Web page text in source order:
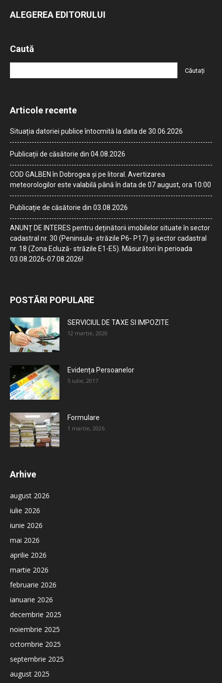
ALEGEREA EDITORULUI
Caută
Articole recente
Situația datoriei publice întocmită la data de 30.06.2026
Publicații de căsătorie din 04.08.2026
COD GALBEN în Dobrogea și pe litoral. Avertizarea
meteorologilor este valabilă până în data de 07 august, ora 10:00
Publicație de căsătorie din 03.08.2026
ANUNȚ DE INTERES pentru deținătorii imobilelor situate în sector
cadastral nr. 30 (Peninsula- străzile P6- P17) și sector cadastral
nr. 18 (Zona Ecluză- străzile E1-E5). Măsurători în perioada
03.08.2026-07.08.2026!
POSTĂRI POPULARE
SERVICIUL DE TAXE SI IMPOZITE
12 martie, 2020
Evidența Persoanelor
5 iulie, 2017
Formulare
1 martie, 2026
Arhive
august 2026
iulie 2026
iunie 2026
mai 2026
aprilie 2026
martie 2026
februarie 2026
ianuarie 2026
decembrie 2025
noiembrie 2025
octombrie 2025
septembrie 2025
august 2025